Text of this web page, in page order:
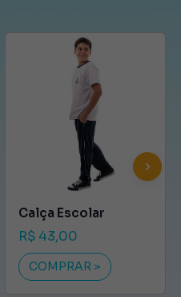
Calça Escolar
R$ 43,00
COMPRAR >